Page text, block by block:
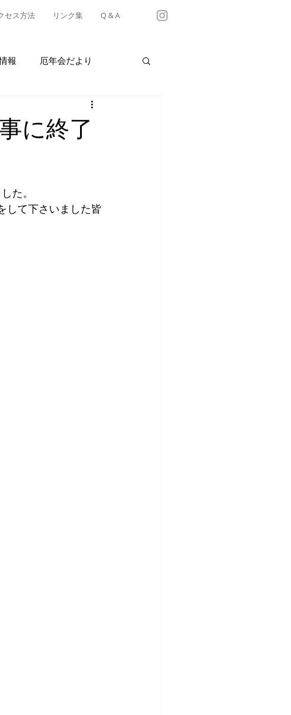
セス方法 リンク集 Q & A
報 厄年会だより
グルメ・テイクアウト情報
に終了
た。
して下さいました皆